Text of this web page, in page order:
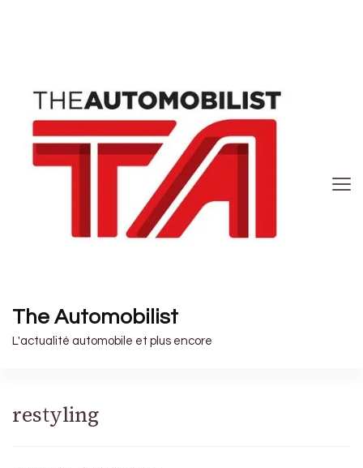
The Automobilist
L'actualité automobile et plus encore
restyling